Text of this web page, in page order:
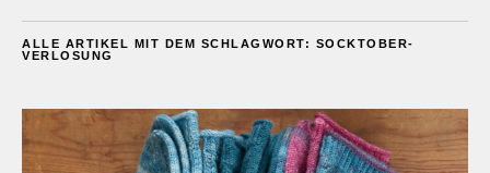
ALLE ARTIKEL MIT DEM SCHLAGWORT: SOCKTOBER-
VERLOSUNG